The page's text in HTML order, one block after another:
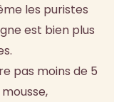
les puristes
est bien plus
pas moins de 5